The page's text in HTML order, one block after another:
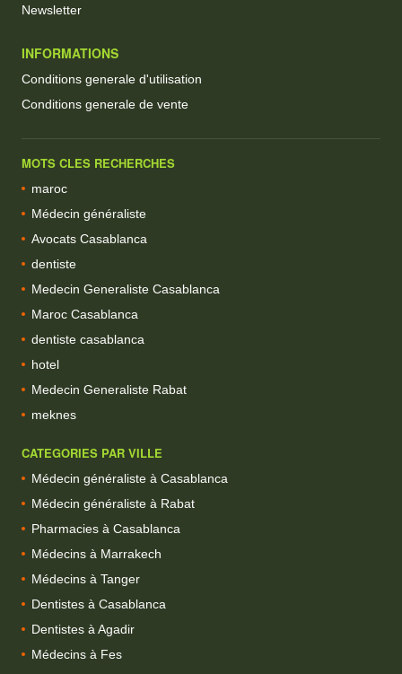
Newsletter
INFORMATIONS
Conditions generale d'utilisation
Conditions generale de vente
MOTS CLES RECHERCHES
maroc
Médecin généraliste
Avocats Casablanca
dentiste
Medecin Generaliste Casablanca
Maroc Casablanca
dentiste casablanca
hotel
Medecin Generaliste Rabat
meknes
CATEGORIES PAR VILLE
Médecin généraliste à Casablanca
Médecin généraliste à Rabat
Pharmacies à Casablanca
Médecins à Marrakech
Médecins à Tanger
Dentistes à Casablanca
Dentistes à Agadir
Médecins à Fes